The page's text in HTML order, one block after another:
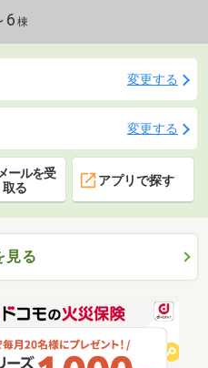
らもご覧ください
6 棟
変更する
変更する
ールを受
取る
アプリで探す
見る